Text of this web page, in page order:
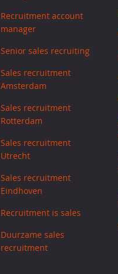
Recruitment account
manager
Senior sales recruiting
Sales recruitment
Amsterdam
Sales recruitment
Rotterdam
Sales recruitment
Utrecht
Sales recruitment
Eindhoven
Recruitment is sales
Duurzame sales
recruitment